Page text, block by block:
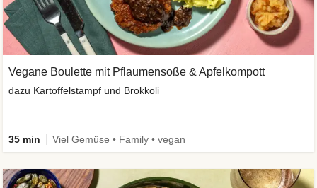
Vegane Boulette mit Pflaumensoße & Apfelkompott
dazu Kartoffelstampf und Brokkoli
35 min Viel Gemüse • Family • vegan